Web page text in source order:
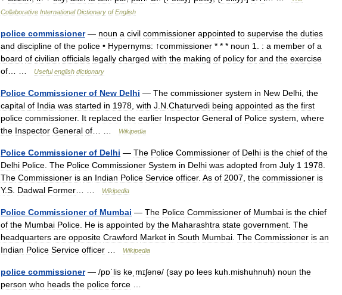
Collaborative International Dictionary of English
police commissioner— noun a civil commissioner appointed to supervise the duties
and discipline of the police • Hypernyms: ↑commissioner * * * noun 1 : a member of a
board of civilian officials legally charged with the making of policy for and the exercise
of
Useful english dictionary
Police Commissioner of New Delhi — The commissioner system in New Delhi the
capital of India was started in 1978 with J N Chaturvedi being appointed as the first
police commissioner. It replaced the earlier Inspector General of Police system where
the Inspector General of Wikipedia
Police Commissioner of Delhi — The Police Commissioner of Delhi is the chief of the
Delhi Police The Police Commissioner System in Delhi was adopted from July 1 1978
The Commissioner is an Indian Police Service officer. As of 2007 the commissioner is
Y.S Dadwal Former Wikipedia
Police Commissioner of Mumbai — The Police Commissioner of Mumbai is the chief
of the Mumbai Police He is appointed by the Maharashtra state government The
headquarters are opposite Crawford Market in South Mumbai The Commissioner is an
Indian Police Service officer Wikipedia
police commissioner— /pɒˈlis kəˌmɪʃənə/ (say po lees kuh mishuhnuh) noun the
person who heads the police force